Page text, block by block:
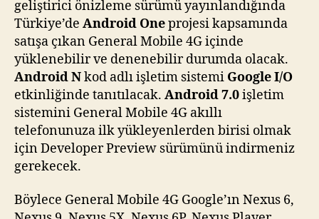
geliştirici önizleme sürümü yayınlandığında
Türkiye’de Android Oneprojesi kapsamında
satışa çıkan General Mobile 4G içinde
yüklenebilir ve denenebilir durumda olacak.
Android Nkod adlı işletim sistemi Google I/O
etkinliğinde tanıtılacak. Android 7.0işletim
sistemini General Mobile 4G akıllı
telefonunuza ilk yükleyenlerden birisi olmak
için Developer Preview sürümünü indirmeniz
gerekecek.
Böylece General Mobile 4G Google’ın Nexus 6,